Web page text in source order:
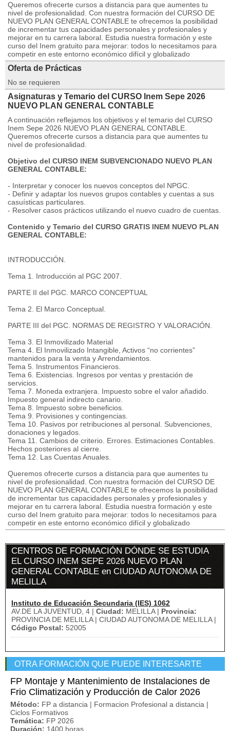
Queremos ofrecerte cursos a distancia para que aumentes tu
nivel de profesionalidad. Con nuestra formación del CURSO DE
NUEVO PLAN GENERAL CONTABLE te ofrecemos la posibilidad
de incrementar tus capacidades personales y profesionales y
mejorar en tu carrera laboral. Estudia nuestra formación y este
curso del Inem gratuito para mejorar: todos lo necesitamos para
competir en este entorno económico difícil y globalizado
Oferta de Prácticas
No se requieren
Asignaturas y Temario del CURSO Inem Sepe 2026
NUEVO PLAN GENERAL CONTABLE
A continuación reflejamos los objetivos y el temario del CURSO
Inem Sepe 2026 NUEVO PLAN GENERAL CONTABLE.
Queremos ofrecerte cursos a distancia para que aumentes tu
nivel de profesionalidad.
Objetivo del CURSO INEM SUBVENCIONADO NUEVO PLAN
GENERAL CONTABLE:
- Interpretar y conocer los nuevos conceptos del NPGC.
- Definir y adaptar los nuevos grupos contables y cuentas a sus
casuísticas particulares.
- Resolver casos prácticos utilizando el nuevo cuadro de cuentas.
Contenido y Temario del CURSO GRATIS INEM NUEVO PLAN
GENERAL CONTABLE:
INTRODUCCIÓN.
Tema 1. Introducción al PGC 2007.
PARTE II del PGC. MARCO CONCEPTUAL
Tema 2. El Marco Conceptual.
PARTE III del PGC. NORMAS DE REGISTRO Y VALORACIÓN.
Tema 3. El Inmovilizado Material
Tema 4. El Inmovilizado Intangible, Activos “no corrientes”
mantenidos para la venta y Arrendamientos.
Tema 5. Instrumentos Financieros.
Tema 6. Existencias. Ingresos por ventas y prestación de
servicios.
Tema 7. Moneda extranjera. Impuesto sobre el valor añadido.
Impuesto general indirecto canario.
Tema 8. Impuesto sobre beneficios.
Tema 9. Provisiones y contingencias.
Tema 10. Pasivos por retribuciones al personal. Subvenciones,
donaciones y legados.
Tema 11. Cambios de criterio. Errores. Estimaciones Contables.
Hechos posteriores al cierre.
Tema 12. Las Cuentas Anuales.
Queremos ofrecerte cursos a distancia para que aumentes tu
nivel de profesionalidad. Con nuestra formación del CURSO DE
NUEVO PLAN GENERAL CONTABLE te ofrecemos la posibilidad
de incrementar tus capacidades personales y profesionales y
mejorar en tu carrera laboral. Estudia nuestra formación y este
curso del Inem gratuito para mejorar: todos lo necesitamos para
competir en este entorno económico difícil y globalizado
CENTROS DE FORMACIÓN DÓNDE SE ESTUDIA
EL CURSO INEM SEPE 2026 NUEVO PLAN
GENERAL CONTABLE en CIUDAD AUTONOMA DE
MELILLA
Instituto de Educación Secundaria (IES) 1062
AV.DE LA JUVENTUD, 4 | Ciudad: MELILLA | Provincia:
PROVINCIA DE MELILLA | CIUDAD AUTONOMA DE MELILLA |
Código Postal: 52005
OTRA FORMACIÓN QUE PUEDE INTERESARTE
FP Montaje y Mantenimiento de Instalaciones de
Frio Climatización y Producción de Calor 2026
Método: FP a distancia | Formacion Profesional a distancia |
Ciclos Formativos
Temática: FP 2026
Duración: 1400 horas